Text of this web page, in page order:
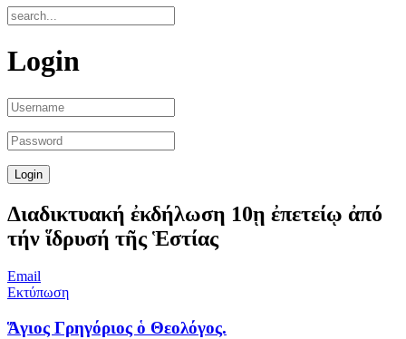
Login
Διαδικτυακή ἐκδήλωση 10ῃ ἐπετείῳ ἀπό
τήν ἵδρυσή τῆς Ἑστίας
Email
Εκτύπωση
Ἅγιος Γρηγόριος ὁ Θεολόγος.